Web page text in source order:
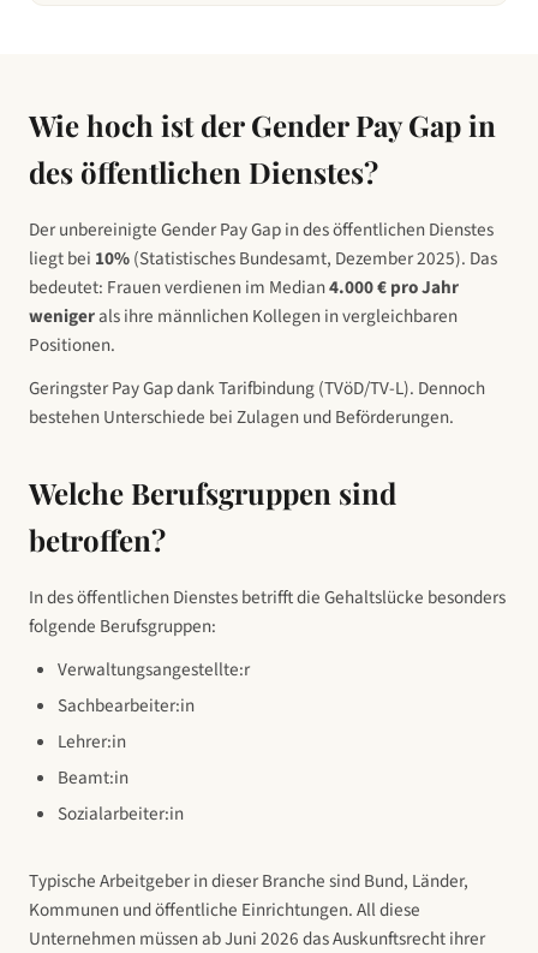
Wie hoch ist der Gender Pay Gap in
des öffentlichen Dienstes?
Der unbereinigte Gender Pay Gap indes öffentlichen Dienstes
liegt bei 10%(Statistisches Bundesamt, Dezember 2025). Das
bedeutet: Frauen verdienen im Median4.000€ pro Jahr
wenigerals ihre männlichen Kollegen in vergleichbaren
Positionen.
Geringster Pay Gap dank Tarifbindung (TVöD/TV-L). Dennoch
bestehen Unterschiede bei Zulagen und Beförderungen.
Welche Berufsgruppen sind
betroffen?
Indes öffentlichen Dienstesbetrifft die Gehaltslücke besonders
folgende Berufsgruppen:
Verwaltungsangestellte:r
Sachbearbeiter:in
Lehrer:in
Beamt:in
Sozialarbeiter:in
Typische Arbeitgeber in dieser Branche sindBund, Länder,
Kommunen und öffentliche Einrichtungen. All diese
Unternehmen müssen ab Juni 2026 das Auskunftsrecht ihrer